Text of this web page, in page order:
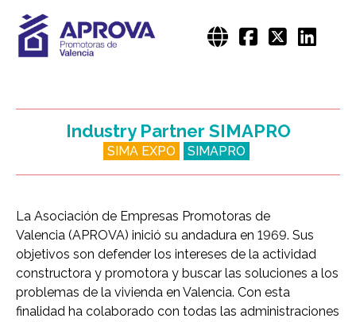
La Asociación de Empresas Promotoras de
Valencia (APROVA) inició su andadura en 1969. Sus
objetivos son defender los intereses de la actividad
constructora y promotora y buscar las soluciones a los
problemas de la vivienda en Valencia. Con esta
finalidad ha colaborado con todas las administraciones
Industry Partner SIMAPRO
SIMA EXPO SIMAPRO